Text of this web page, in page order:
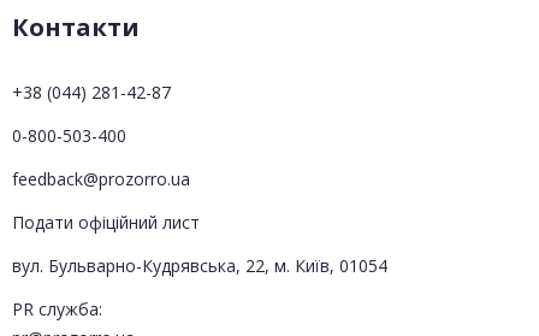
Контакти
+38 (044) 281-42-87
0-800-503-400
feedback@prozorro.ua
Подати офіційний лист
вул. Бульварно-Кудрявська, 22, м. Київ, 01054
PR служба: